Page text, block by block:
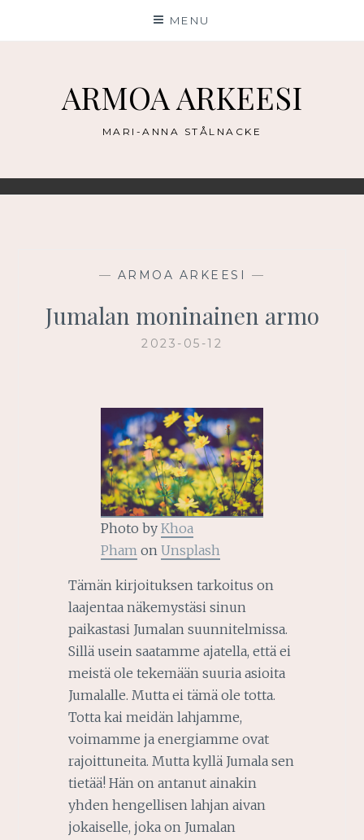
MENU
ARMOA ARKEESI
MARI-ANNA STÅLNACKE
— ARMOA ARKEESI —
Jumalan moninainen armo
2023-05-12
Photo by Khoa
Phamon Unsplash
Tämän kirjoituksen tarkoitus on
laajentaa näkemystäsi sinun
paikastasi Jumalan suunnitelmissa.
Sillä usein saatamme ajatella, että ei
meistä ole tekemään suuria asioita
Jumalalle. Mutta ei tämä ole totta.
Totta kai meidän lahjamme,
voimamme ja energiamme ovat
rajoittuneita. Mutta kyllä Jumala sen
tietää! Hän on antanut ainakin
yhden hengellisen lahjan aivan
jokaiselle, joka on Jumalan